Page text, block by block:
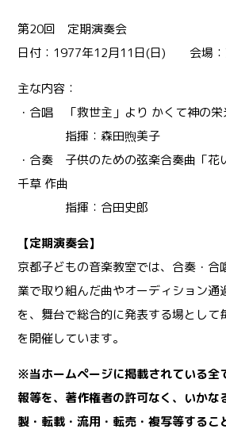
第20回 定期演奏会
日付：1977年12月11日(日) 会場：
主な内容：
・合唱 「救世主」より かくて神の
指揮：森田煦美子
・合奏 子供のための弦楽合奏曲「
千草 作曲
指揮：合田史郎
【定期演奏会】
京都子どもの音楽教室では、合奏・合
業で取り組んだ曲やオーディション通
を、舞台で総合的に発表する場として
を開催しています。
※当ホームページに掲載されている全
報等を、著作権者の許可なく、いかな
製・転載・流用・転売・複写等するこ